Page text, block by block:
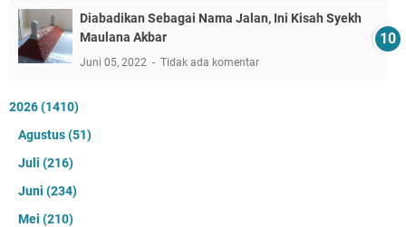
Diabadikan Sebagai Nama Jalan, Ini Kisah Syekh
Maulana Akbar
Juni 05, 2022 Tidak ada komentar
2026(1410)
Agustus(51)
Juli (216)
Juni (234)
Mei (210)